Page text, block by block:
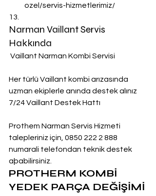
ozel/servis-hizmetlerimiz/
Narman Vaillant Servis
Hakkında
Vaillant Narman Kombi Servisi
Her türlü Vaillant kombi arızasında
uzman ekiplerle anında destek alınız
7/24 Vaillant Destek Hattı
Prothem Narman Servis Hizmeti
talepleriniz için, 0850 222 2 888
numarali telefondan teknik destek
aþabilirsiniz.
PROTHERM KOMBİ
YEDEK PARÇA DEĞİŞİMİ